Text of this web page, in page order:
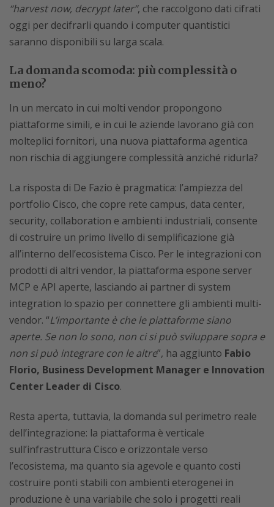
“harvest now, decrypt later”, che raccolgono dati cifrati
oggi per decifrarli quando i computer quantistici
saranno disponibili su larga scala.
La domanda scomoda: più complessità o
meno?
In un mercato in cui molti vendor propongono
piattaforme simili, e in cui le aziende lavorano già con
molteplici fornitori, una nuova piattaforma agentica
non rischia di aggiungere complessità anziché ridurla?
La risposta di De Fazio è pragmatica: l’ampiezza del
portfolio Cisco, che copre rete campus, data center,
security, collaboration e ambienti industriali, consente
di costruire un primo livello di semplificazione già
all’interno dell’ecosistema Cisco. Per le integrazioni con
prodotti di altri vendor, la piattaforma espone server
MCP e API aperte, lasciando ai partner di system
integration lo spazio per connettere gli ambienti multi-
vendor. “L’importante è che le piattaforme siano
aperte. Se non lo sono, non ci si può sviluppare sopra e
non si può integrare con le altre”, ha aggiunto Fabio
Florio, Business Development Manager e Innovation
Center Leader di Cisco.
Resta aperta, tuttavia, la domanda sul perimetro reale
dell’integrazione: la piattaforma è verticale
sull’infrastruttura Cisco e orizzontale verso
l’ecosistema, ma quanto sia agevole e quanto costi
costruire ponti stabili con ambienti eterogenei in
produzione è una variabile che solo i progetti reali